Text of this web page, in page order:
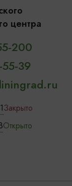
центра
Закрыто
Открыто
200
39